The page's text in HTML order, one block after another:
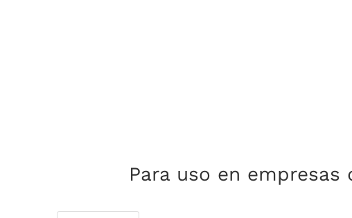
Para uso en empresas